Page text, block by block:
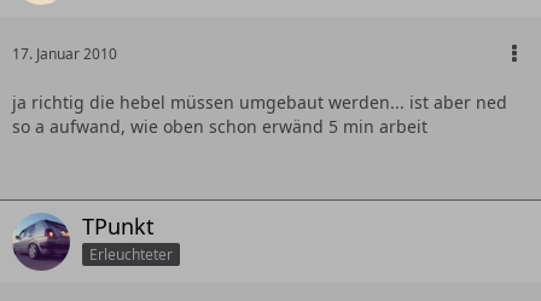
17. Januar 2010
ja richtig die hebel müssen umgebaut werden... ist aber ned
so a aufwand, wie oben schon erwänd 5 min arbeit
TPunkt
Erleuchteter